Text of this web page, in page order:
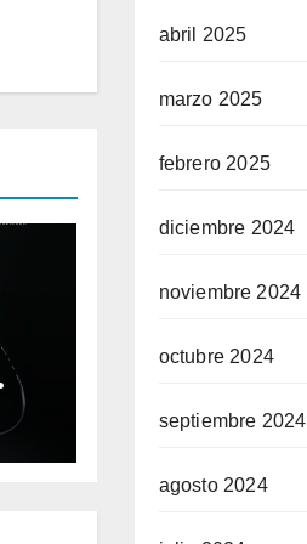
abril 2025
marzo 2025
febrero 2025
diciembre 2024
noviembre 2024
octubre 2024
septiembre 2024
agosto 2024